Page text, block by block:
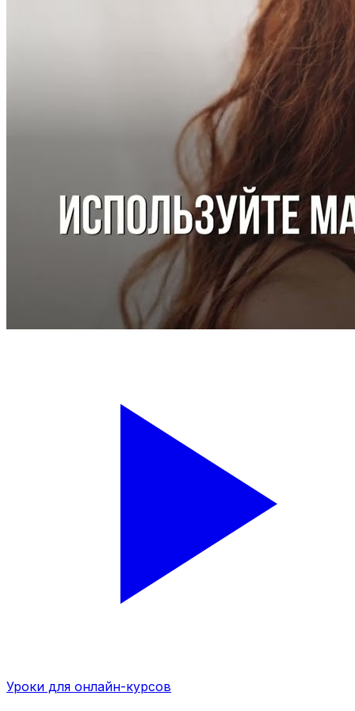
Уроки для онлайн-курсов